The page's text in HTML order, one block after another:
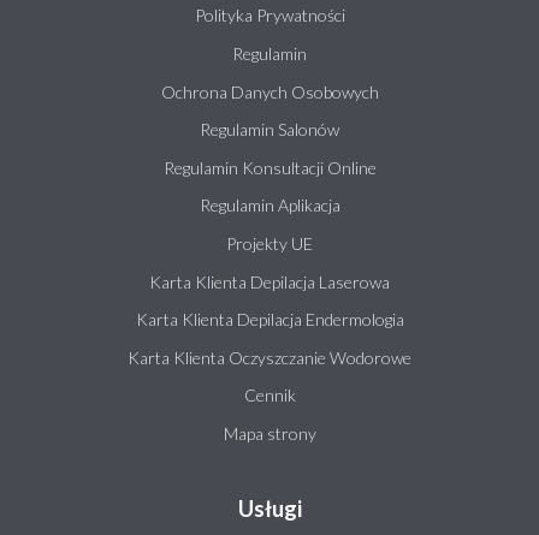
Polityka Prywatności
Regulamin
Ochrona Danych Osobowych
Regulamin Salonów
Regulamin Konsultacji Online
Regulamin Aplikacja
Projekty UE
Karta Klienta Depilacja Laserowa
Karta Klienta Depilacja Endermologia
Karta Klienta Oczyszczanie Wodorowe
Cennik
Mapa strony
Usługi